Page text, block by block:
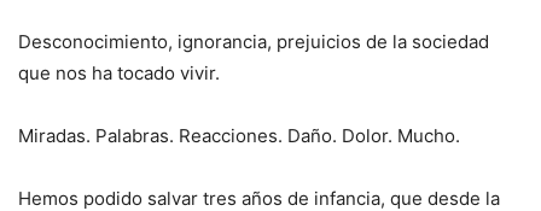
Desconocimiento, ignorancia, prejuicios de la sociedad
que nos ha tocado vivir.
Miradas. Palabras. Reacciones. Daño. Dolor. Mucho.
Hemos podido salvar tres años de infancia, que desde la